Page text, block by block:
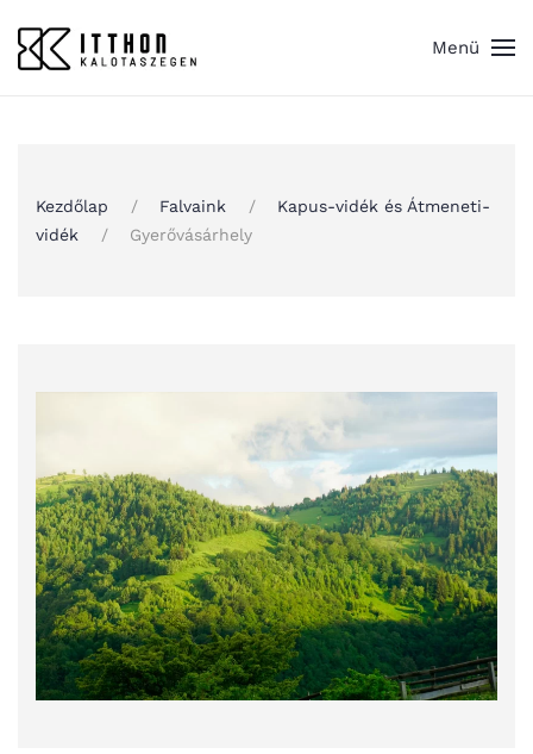
Skip to main content
Menü
Kezdőlap Falvaink
Kapus-vidék és Átmeneti-
vidék
Gyerővásárhely